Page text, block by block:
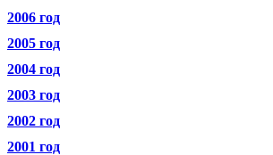
2006 год
2005 год
2004 год
2003 год
2002 год
2001 год